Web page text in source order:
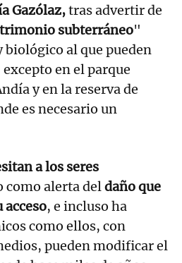
Gazólaz,tras advertir de
subterráneo"
al que pueden
en el parque
y en la reserva de
es necesario un
a los seres
como alerta deldaño que
acceso, e incluso ha
como ellos, con
pueden modificar el